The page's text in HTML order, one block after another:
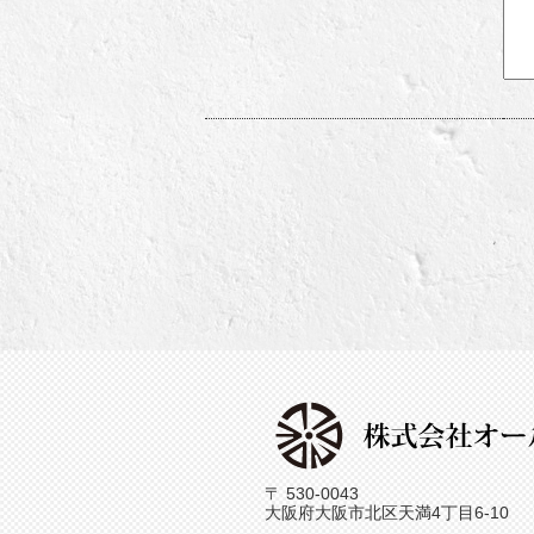
〒 530-0043
大阪府大阪市北区天満4丁目6-10